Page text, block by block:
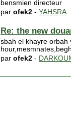
bensmien directeur
par ofek2 - YAHSRA
Re: the new
sbah el khayre orbah
par ofek2 -